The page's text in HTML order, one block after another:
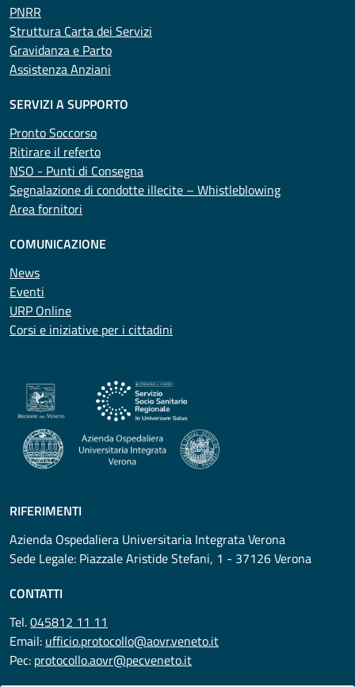
PNRR
Struttura Carta dei Servizi
Gravidanza e Parto
Assistenza Anziani
SERVIZI A SUPPORTO
Pronto Soccorso
Ritirare il referto
NSO - Punti di Consegna
Segnalazione di condotte illecite – Whistleblowing
Area fornitori
COMUNICAZIONE
News
Eventi
URP Online
Corsi e iniziative per i cittadini
RIFERIMENTI
Azienda Ospedaliera Universitaria Integrata Verona
Sede Legale: Piazzale Aristide Stefani, 1 - 37126 Verona
CONTATTI
Tel.045812 11 11
Email: ufficio.protocollo@aovr.veneto.it
Pec: protocollo.aovr@pecveneto.it